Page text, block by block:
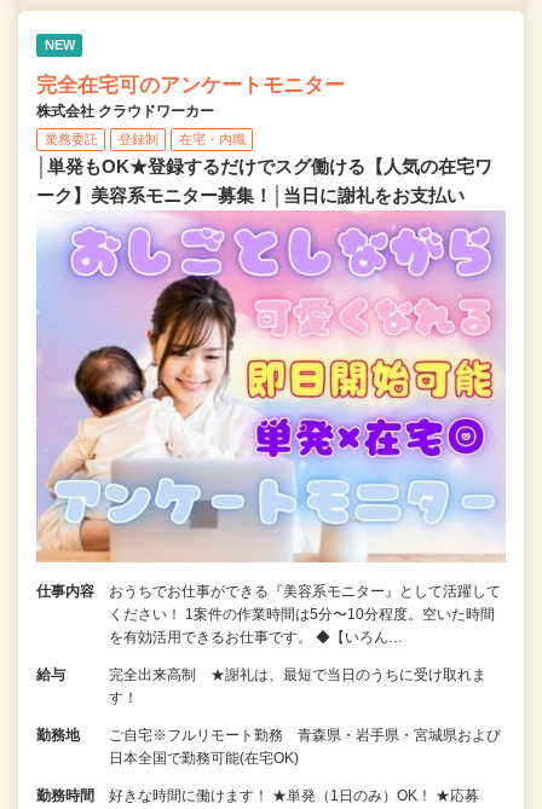
NEW
完全在宅可のアンケートモニター
株式会社 クラウドワーカー
業務委託 登録制 在宅・内職
│単発もOK★登録するだけでスグ働ける【人気の在宅ワ
ーク】美容系モニター募集！│当日に謝礼をお支払い
仕事内容
おうちでお仕事ができる『美容系モニター』として活躍して
ください！ 1案件の作業時間は5分〜10分程度。空いた時間
を有効活用できるお仕事です。 ◆【いろん…
給与
完全出来高制 ★謝礼は、最短で当日のうちに受け取れま
す！
勤務地
ご自宅※フルリモート勤務 青森県・岩手県・宮城県および
日本全国で勤務可能(在宅OK)
勤務時間
好きな時間に働けます！ ★単発（1日のみ）OK！ ★応募